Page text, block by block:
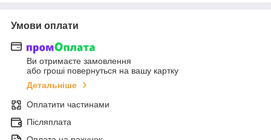
Умови оплати
Ви отримаєте замовлення
або гроші повернуться на вашу картку
Детальніше
Оплатити частинами
Післяплата